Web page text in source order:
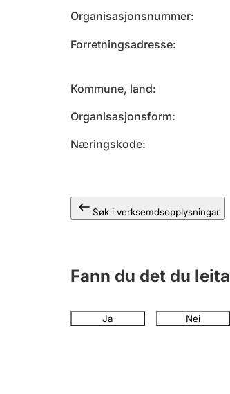
Organisasjonsnummer
Forretningsadresse
Kommune, land
Organisasjonsform
Næringskode
Søk i verksemdsopplysningar
Fann du det du
Ja Nei